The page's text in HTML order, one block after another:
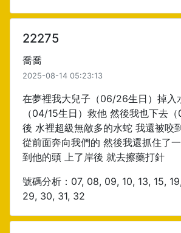
22275
喬喬
2025-08-14 05:23:13
在夢裡我大兒子（06/26生日）掉入
（04/15生日）救他 然後我也下去
後 水裡超級無敵多的水蛇 我還被咬
從前面奔向我們的 然後我還抓住了
到他的頭 上了岸後 就去擦藥打針
號碼分析：07, 08, 09, 10, 13, 15,
29, 30, 31, 32